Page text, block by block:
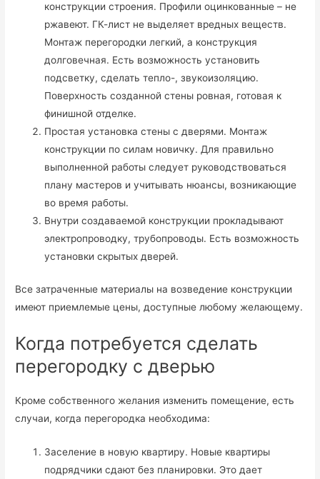
конструкции строения. Профили оцинкованные – не
ржавеют. ГК-лист не выделяет вредных веществ.
Монтаж перегородки легкий, а конструкция
долговечная. Есть возможность установить
подсветку, сделать тепло-, звукоизоляцию.
Поверхность созданной стены ровная, готовая к
финишной отделке.
Простая установка стены с дверями. Монтаж
конструкции по силам новичку. Для правильно
выполненной работы следует руководствоваться
плану мастеров и учитывать нюансы, возникающие
во время работы.
Внутри создаваемой конструкции прокладывают
электропроводку, трубопроводы. Есть возможность
установки скрытых дверей.
Все затраченные материалы на возведение конструкции
имеют приемлемые цены, доступные любому желающему.
Когда потребуется сделать
перегородку с дверью
Кроме собственного желания изменить помещение, есть
случаи, когда перегородка необходима:
Заселение в новую квартиру. Новые квартиры
подрядчики сдают без планировки. Это дает